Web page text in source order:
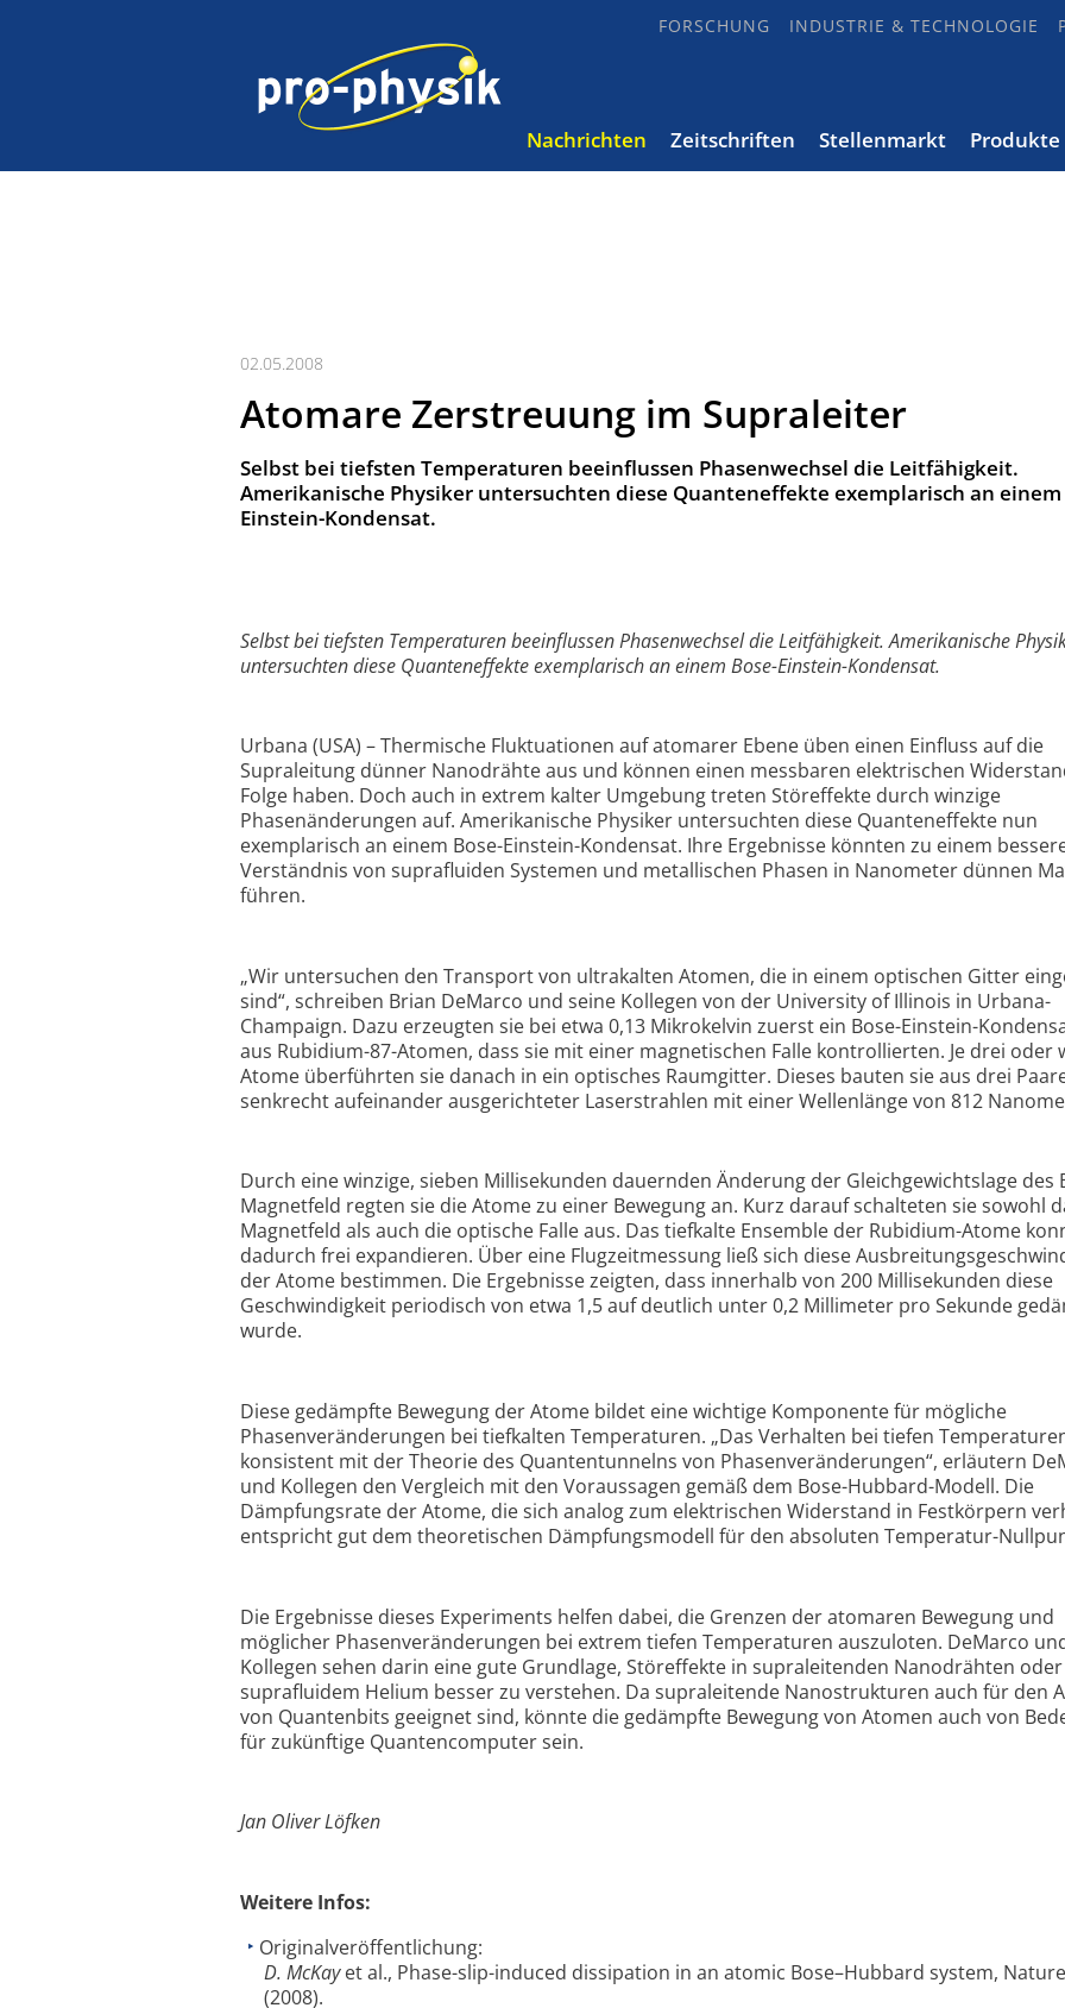
FORSCHUNG INDUSTRIE & TECHNOLOGIE
Nachrichten Zeitschriften Stellenmarkt Produkte
02.05.2008
Atomare Zerstreuung im Supraleiter
Selbst bei tiefsten Temperaturen beeinflussen Phasenwechsel die Leitfähigkeit.
Amerikanische Physiker untersuchten diese Quanteneffekte exemplarisch an einem
Einstein-Kondensat.
Selbst bei tiefsten Temperaturen beeinflussen Phasenwechsel die Leitfähigkeit. Amerikanische
untersuchten diese Quanteneffekte exemplarisch an einem Bose-Einstein-Kondensat.
Urbana (USA) – Thermische Fluktuationen auf atomarer Ebene üben einen Einfluss auf die
Supraleitung dünner Nanodrähte aus und können einen messbaren elektrischen
Folge haben. Doch auch in extrem kalter Umgebung treten Störeffekte durch winzige
Phasenänderungen auf. Amerikanische Physiker untersuchten diese Quanteneffekte nun
exemplarisch an einem Bose-Einstein-Kondensat. Ihre Ergebnisse könnten zu einem
Verständnis von suprafluiden Systemen und metallischen Phasen in Nanometer dünnen
führen.
„Wir untersuchen den Transport von ultrakalten Atomen, die in einem optischen Gitter
sind“, schreiben Brian DeMarco und seine Kollegen von der University of Illinois in Urbana-
Champaign. Dazu erzeugten sie bei etwa 0,13 Mikrokelvin zuerst ein Bose-Einstein-
aus Rubidium-87-Atomen, dass sie mit einer magnetischen Falle kontrollierten. Je drei oder
Atome überführten sie danach in ein optisches Raumgitter. Dieses bauten sie aus drei
senkrecht aufeinander ausgerichteter Laserstrahlen mit einer Wellenlänge von 812
Durch eine winzige, sieben Millisekunden dauernden Änderung der Gleichgewichtslage des
Magnetfeld regten sie die Atome zu einer Bewegung an. Kurz darauf schalteten sie sowohl
Magnetfeld als auch die optische Falle aus. Das tiefkalte Ensemble der Rubidium-Atome
dadurch frei expandieren. Über eine Flugzeitmessung ließ sich diese
der Atome bestimmen. Die Ergebnisse zeigten, dass innerhalb von 200 Millisekunden diese
Geschwindigkeit periodisch von etwa 1,5 auf deutlich unter 0,2 Millimeter pro Sekunde
wurde.
Diese gedämpfte Bewegung der Atome bildet eine wichtige Komponente für mögliche
Phasenveränderungen bei tiefkalten Temperaturen. „Das Verhalten bei tiefen
konsistent mit der Theorie des Quantentunnelns von Phasenveränderungen“, erläutern
und Kollegen den Vergleich mit den Voraussagen gemäß dem Bose-Hubbard-Modell. Die
Dämpfungsrate der Atome, die sich analog zum elektrischen Widerstand in Festkörpern
entspricht gut dem theoretischen Dämpfungsmodell für den absoluten Temperatur-
Die Ergebnisse dieses Experiments helfen dabei, die Grenzen der atomaren Bewegung und
möglicher Phasenveränderungen bei extrem tiefen Temperaturen auszuloten. DeMarco
Kollegen sehen darin eine gute Grundlage, Störeffekte in supraleitenden Nanodrähten
suprafluidem Helium besser zu verstehen. Da supraleitende Nanostrukturen auch für den
von Quantenbits geeignet sind, könnte die gedämpfte Bewegung von Atomen auch von
für zukünftige Quantencomputer sein.
Jan Oliver Löfken
Weitere Infos:
Originalveröffentlichung:
D. McKayet al., Phase-slip-induced dissipation in an atomic Bose–Hubbard system, Nature
(2008).